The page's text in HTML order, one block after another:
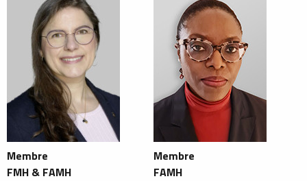
Membre
FMH & FAMH
Membre
FAMH